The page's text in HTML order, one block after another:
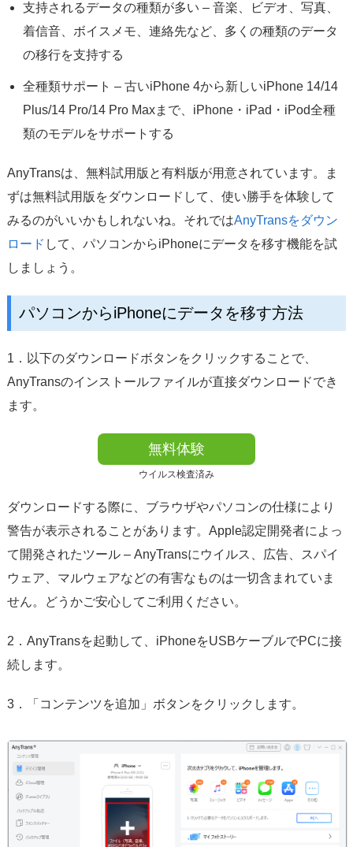
支持されるデータの種類が多い – 音楽、ビデオ、写真、
着信音、ボイスメモ、連絡先など、多くの種類のデータ
の移行を支持する
全種類サポート – 古いiPhone 4から新しいiPhone 14/14
Plus/14 Pro/14 Pro Maxまで、iPhone・iPad・iPod全種
類のモデルをサポートする
AnyTransは、無料試用版と有料版が用意されています。ま
ずは無料試用版をダウンロードして、使い勝手を体験して
みるのがいいかもしれないね。それではAnyTransをダウン
ロード して、パソコンからiPhoneにデータを移す機能を試
しましょう。
パソコンからiPhoneにデータを移す方法
1．以下のダウンロードボタンをクリックすることで、
AnyTransのインストールファイルが直接ダウンロードでき
ます。
無料体験
ウイルス検査済み
ダウンロードする際に、ブラウザやパソコンの仕様により
警告が表示されることがあります。Apple認定開発者によっ
て開発されたツール – AnyTransにウイルス、広告、スパイ
ウェア、マルウェアなどの有害なものは一切含まれていま
せん。どうかご安心してご利用ください。
2．AnyTransを起動して、iPhoneをUSBケーブルでPCに接
続します。
3．「コンテンツを追加」ボタンをクリックします。